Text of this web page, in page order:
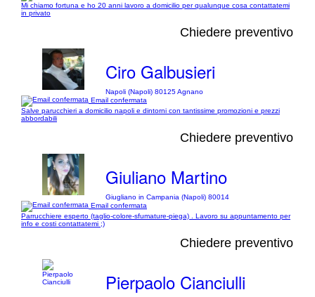
Mi chiamo fortuna e ho 20 anni lavoro a domicilio per qualunque cosa contattatemi
in privato
Chiedere preventivo
Ciro Galbusieri
Napoli (Napoli) 80125 Agnano
Email confermata
Salve parucchieri a domicilio napoli e dintorni con tantissime promozioni e prezzi
abbordabili
Chiedere preventivo
Giuliano Martino
Giugliano in Campania (Napoli) 80014
Email confermata
Parrucchiere esperto (taglio-colore-sfumature-piega) . Lavoro su appuntamento per
info e costi contattatemi ;)
Chiedere preventivo
Pierpaolo Cianciulli